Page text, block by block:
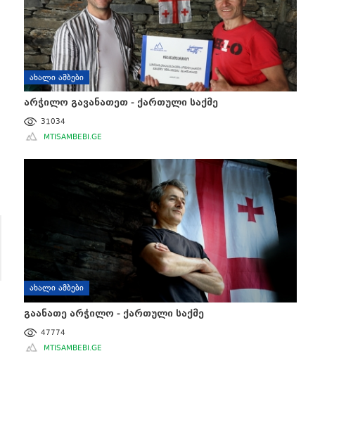
ᲐᲮᲐᲚᲘ ᲐᲛᲑᲔᲑᲘ
არჭილო გავანათეთ - ქართული საქმე
31034
MTISAMBEBI.GE
ᲐᲮᲐᲚᲘ ᲐᲛᲑᲔᲑᲘ
გაანათე არჭილო - ქართული საქმე
47774
MTISAMBEBI.GE